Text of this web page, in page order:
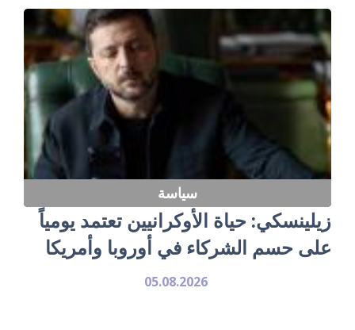
سياسة
زيلينسكي: حياة الأوكرانيين تعتمد يومياً
على حسم الشركاء في أوروبا وأمريكا
05.08.2026